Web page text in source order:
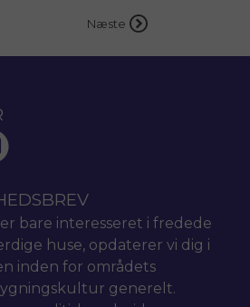
Næste
bare interesseret i fredede
huse, opdaterer vi dig i
inden for områdets
generelt.